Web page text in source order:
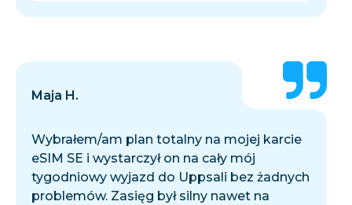
Maja H.
Wybrałem/am plan totalny na mojej karcie
eSIM SE i wystarczył on na cały mój
tygodniowy wyjazd do Uppsali bez żadnych
problemów. Zasięg był silny nawet na